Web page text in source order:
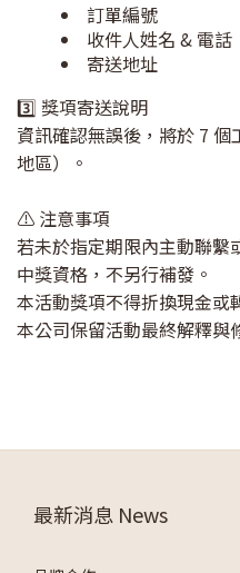
訂單編號
收件人姓名 & 電話
寄送地址
3️⃣ 獎項寄送說明
資訊確認無誤後，將於 7
地區）。
⚠️ 注意事項
若未於指定期限內主動聯繫
中獎資格，不另行補發。
本活動獎項不得折換現金或
本公司保留活動最終解釋與
最新消息 News